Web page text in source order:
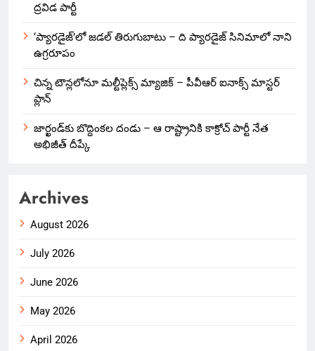
ద్రవిడ పార్టీ
‘ప్యారడైజ్’లో జడల్ తిరుగుబాటు – ది ప్యారడైజ్ సినిమాలో నాని
ఉగ్రరూపం
చిన్న టౌన్లలోనూ మల్టీప్లెక్స్‌ మ్యాజిక్ – పీవీఆర్ ఐనాక్స్ మాస్టర్
ప్లాన్
జార్ఖండ్‌కు బొద్దింకల దండు – ఆ రాష్ట్రానికి కాక్రోచ్ పార్టీ నేత
అభిజీత్ దీప్కే
Archives
August 2026
July 2026
June 2026
May 2026
April 2026